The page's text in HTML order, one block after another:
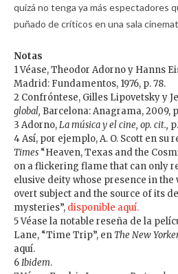
quizá no tenga ya más espectadores
puñado de críticos en una sala
Notas
1 Véase, Theodor Adorno y Hanns
Madrid: Fundamentos, 1976, p. 78.
2 Confróntese, Gilles Lipovetsky y
global, Barcelona: Anagrama, 2009,
3 Adorno,La música y el cine, op. cit.,
4 Así, por ejemplo, A. O. Scott en su
Times “Heaven, Texas and the
on a flickering flame that can only
elusive deity whose presence in the
overt subject and the source of its
mysteries”, disponible aquí.
5 Véase la notable reseña de la
Lane, “Time Trip”, enThe New
aquí.
6Ibidem.